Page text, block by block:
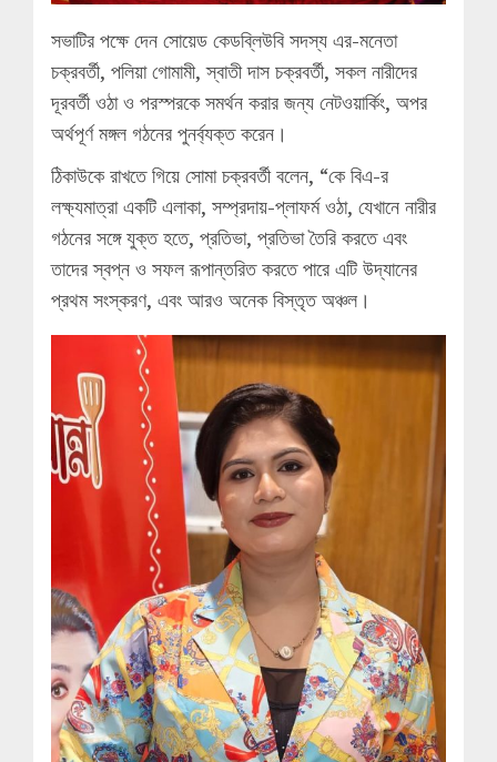
সভাটির পক্ষে দেন সোয়েড কেডব্লিউবি সদস্য এর-মনেতা
চক্রবর্তী, পলিয়া গোমামী, স্বাতী দাস চক্রবর্তী, সকল নারীদের
দূরবর্তী ওঠা ও পরস্পরকে সমর্থন করার জন্য নেটওয়ার্কিং, অপর
অর্থপূর্ণ মঙ্গল গঠনের পুনর্ব্যক্ত করেন।
ঠিকাউকে রাখতে গিয়ে সোমা চক্রবর্তী বলেন, “কে বিএ-র
লক্ষ্যমাত্রা একটি এলাকা, সম্প্রদায়-প্লাফর্ম ওঠা, যেখানে নারীর
গঠনের সঙ্গে যুক্ত হতে, প্রতিভা, প্রতিভা তৈরি করতে এবং
তাদের স্বপ্ন ও সফল রূপান্তরিত করতে পারে এটি উদ্যানের
প্রথম সংস্করণ, এবং আরও অনেক বিস্তৃত অঞ্চল।